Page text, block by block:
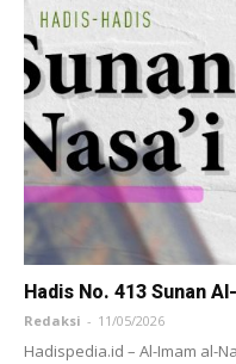
Hadis No. 413 Sunan
Redaksi - 11/05/2026
Hadispedia.id – Al-Imam al-